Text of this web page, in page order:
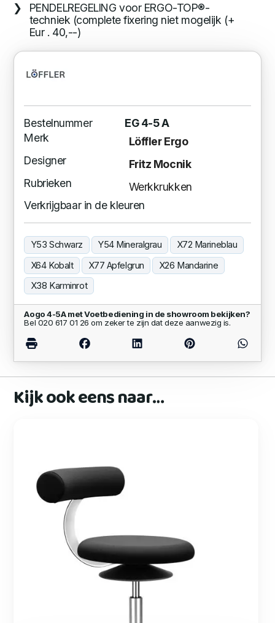
PENDELREGELING voor ERGO-TOP®-
techniek (complete fixering niet mogelijk (+
Eur . 40,--)
Bestelnummer
EG 4-5 A
Merk
Löffler Ergo
Designer
Fritz Mocnik
Rubrieken
Werkkrukken
Verkrijgbaar in de kleuren
Y53 Schwarz Y54 Mineralgrau
X72 Marineblau
X64 Kobalt
X77 Apfelgrun
X26 Mandarine
X38 Karminrot
Aogo 4-5A met Voetbediening in de showroom bekijken?
Bel 020 617 01 26 om zeker te zijn dat deze aanwezig is.
Kijk ook eens naar…